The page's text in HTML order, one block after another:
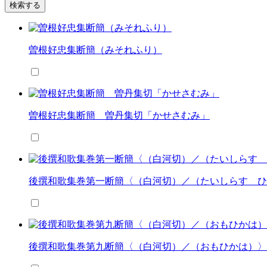
検索する
曽根好忠集断簡（みそれふり）
曽根好忠集断簡 曽丹集切「かせさむみ」
後撰和歌集巻第一断簡〈（白河切）／（たいしらす ひ
後撰和歌集巻第九断簡〈（白河切）／（おもひかは）〉